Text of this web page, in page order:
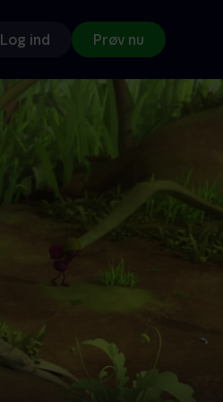
Log ind Prøv nu